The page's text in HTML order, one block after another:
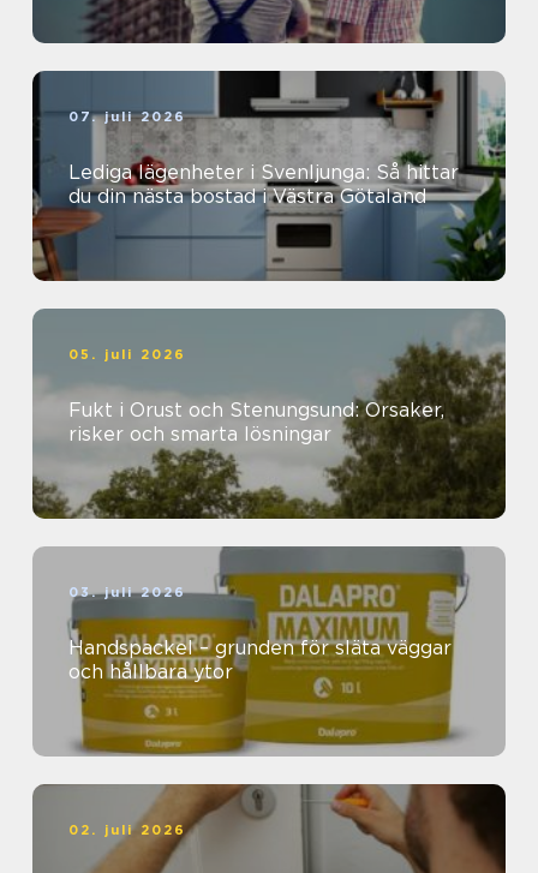
07. juli 2026
Lediga lägenheter i Svenljunga: Så hittar
du din nästa bostad i Västra Götaland
05. juli 2026
Fukt i Orust och Stenungsund: Orsaker,
risker och smarta lösningar
03. juli 2026
Handspackel – grunden för släta väggar
och hållbara ytor
02. juli 2026